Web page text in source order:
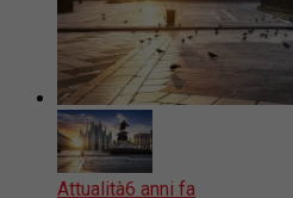
Attualità6 anni fa